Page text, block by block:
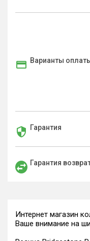
Варианты
Гарантия
Гарантия
Интернет магазин
Ваше внимание на